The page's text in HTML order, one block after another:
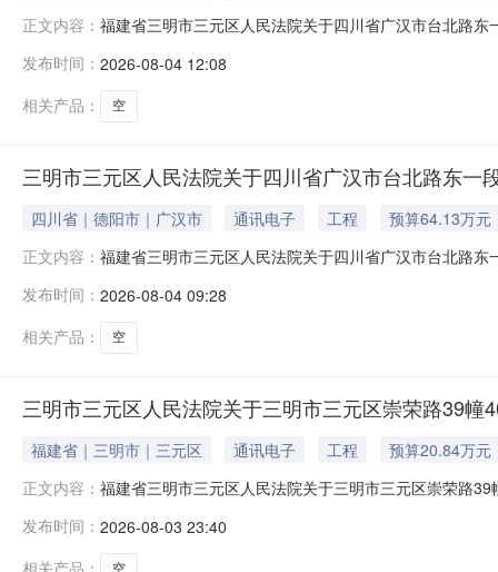
正文内容： 福建省三明市三元区人民法院关于四川省广汉市台北路
段75号7栋1单元5楼2号，不动产权证书号:川（2023）
发布时间： 2026-08-04 12:08
相关产品：
空
三明市三元区人民法院关于四川省广汉市台北路东一
四川省｜德阳市｜广汉市 通讯电子 工程
预算64.13万元
正文内容： 福建省三明市三元区人民法院关于四川省广汉市台北路
段75号7栋1单元5楼2号，不动产权证书号:川（2023）
发布时间： 2026-08-04 09:28
相关产品：
空
三明市三元区人民法院关于三明市三元区崇荣路39
福建省｜三明市｜三元区 通讯电子 工程
预算20.84万元
正文内容： 福建省三明市三元区人民法院关于三明市三元区崇荣路
路39幢404室房产（包含室内物品）;不动产权证号（证
发布时间： 2026-08-03 23:40
空